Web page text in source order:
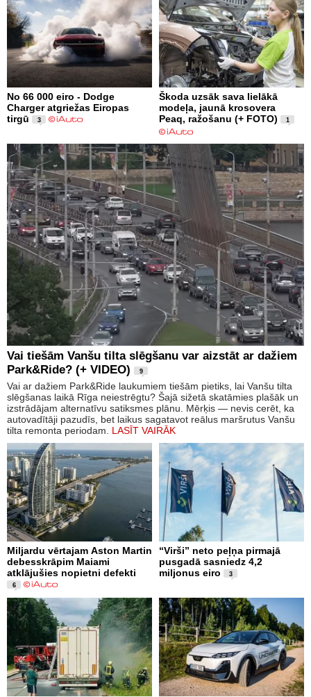
No 66 000 eiro - Dodge
Charger atgriežas Eiropas
tirgū
3
Škoda uzsāk sava lielākā
modeļa, jaunā krosovera
Peaq, ražošanu (+ FOTO)
1
Vai tiešām Vanšu tilta slēgšanu var aizstāt ar dažiem
Park&Ride? (+ VIDEO)
9
Vai ar dažiem Park&Ride laukumiem tiešām pietiks, lai Vanšu tilta
slēgšanas laikā Rīga neiestrēgtu? Šajā sižetā skatāmies plašāk un
izstrādājam alternatīvu satiksmes plānu. Mērķis — nevis cerēt, ka
autovadītāji pazudīs, bet laikus sagatavot reālus maršrutus Vanšu
tilta remonta periodam. LASĪT VAIRĀK
Miljardu vērtajam Aston Martin
debesskrāpim Maiami
atklājušies nopietni defekti
6
“Virši” neto peļņa pirmajā
pusgadā sasniedz 4,2
miljonus eiro
3